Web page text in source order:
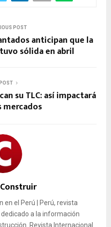
POST
anticipan que la
sólida en abril
su TLC: así impactará
mercados
en el Perú | Perú, revista
a la información
Revista Internacional